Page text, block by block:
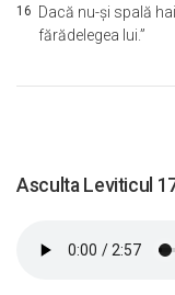
16 Dacă nu-şi spală
fărădelegea lui.”
Asculta Leviticul